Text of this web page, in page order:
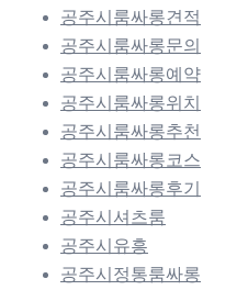
공주시룸싸롱견적
공주시룸싸롱문의
공주시룸싸롱예약
공주시룸싸롱위치
공주시룸싸롱추천
공주시룸싸롱코스
공주시룸싸롱후기
공주시셔츠룸
공주시유흥
공주시정통룸싸롱